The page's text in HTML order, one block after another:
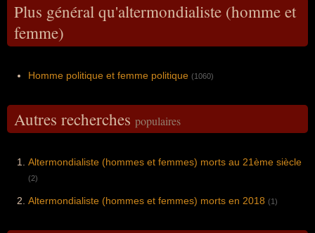
Plus général qu'altermondialiste (homme et
femme)
Homme politique et femme politique (1060)
Autres recherches populaires
Altermondialiste (hommes et femmes) morts au 21ème siècle
(2)
Altermondialiste (hommes et femmes) morts en 2018 (1)